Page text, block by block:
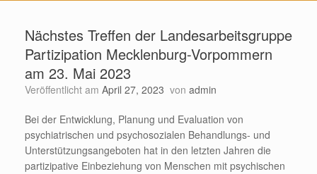
Nächstes Treffen der Landesarbeitsgruppe
Partizipation Mecklenburg-Vorpommern
am 23. Mai 2023
Veröffentlicht am April 27, 2023 von admin
Bei der Entwicklung, Planung und Evaluation von
psychiatrischen und psychosozialen Behandlungs- und
Unterstützungsangeboten hat in den letzten Jahren die
partizipative Einbeziehung von Menschen mit psychischen